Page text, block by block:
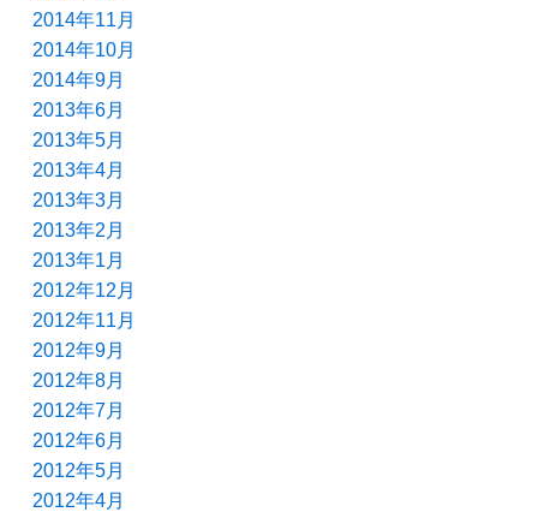
2014年11月
2014年10月
2014年9月
2013年6月
2013年5月
2013年4月
2013年3月
2013年2月
2013年1月
2012年12月
2012年11月
2012年9月
2012年8月
2012年7月
2012年6月
2012年5月
2012年4月